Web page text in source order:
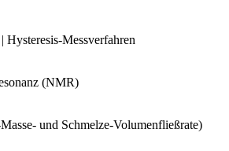
Hysteresis-Messverfahren
(NMR)
und Schmelze-Volumenfließrate)